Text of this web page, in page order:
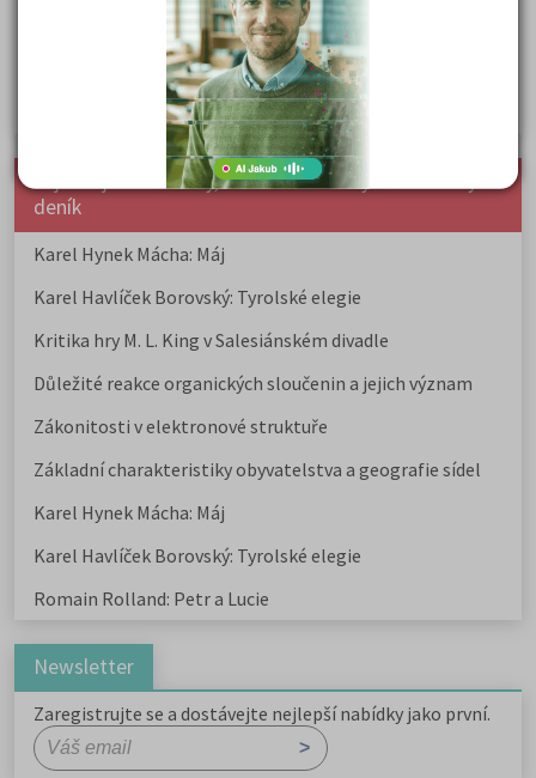
Rozcestník po maturitě: VŠ, VOŠ, práce, gap year i další
Jak se dostat na nejžádanější obory vysokých škol
nejnovější seminárky, maturitní otázky a čtenářsky
deník
Karel Hynek Mácha: Máj
Karel Havlíček Borovský: Tyrolské elegie
Kritika hry M. L. King v Salesiánském divadle
Důležité reakce organických sloučenin a jejich význam
Zákonitosti v elektronové struktuře
Základní charakteristiky obyvatelstva a geografie sídel
Karel Hynek Mácha: Máj
Karel Havlíček Borovský: Tyrolské elegie
Romain Rolland: Petr a Lucie
Newsletter
Zaregistrujte se a dostávejte nejlepší nabídky jako první.